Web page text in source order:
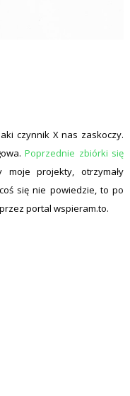
czynnik X nas zaskoczy.
Poprzednie zbiórki się
moje projekty, otrzymały
się nie powiedzie, to po
portal wspieram.to.